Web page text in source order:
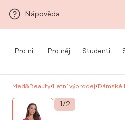
Nápověda
Pro ni Pro něj Studenti
Med&Beauty/Letní výprodej/Dámské
1/2